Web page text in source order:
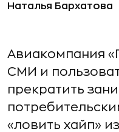
Наталья Бархатова
Авиакомпания
СМИ и
прекратить
«ловить хайп»